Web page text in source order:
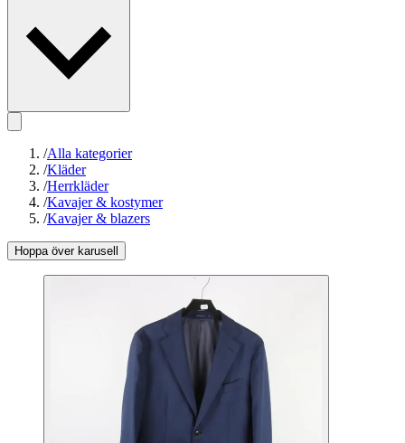
/Alla kategorier
/Kläder
/Herrkläder
/Kavajer & kostymer
/Kavajer & blazers
Hoppa över karusell